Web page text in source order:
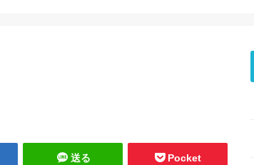
送る Pocket